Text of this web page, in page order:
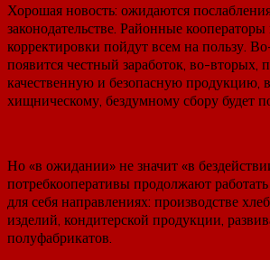
Хорошая новость: ожидаются
законодательстве. Районные
корректировки пойдут всем на пользу.
появится честный заработок, во-вторых,
качественную и безопасную продукцию,
хищническому, бездумному сбору будет
Но «в ожидании» не значит «в
потребкооперативы продолжают
для себя направлениях: производстве
изделий, кондитерской продукции,
полуфабрикатов.